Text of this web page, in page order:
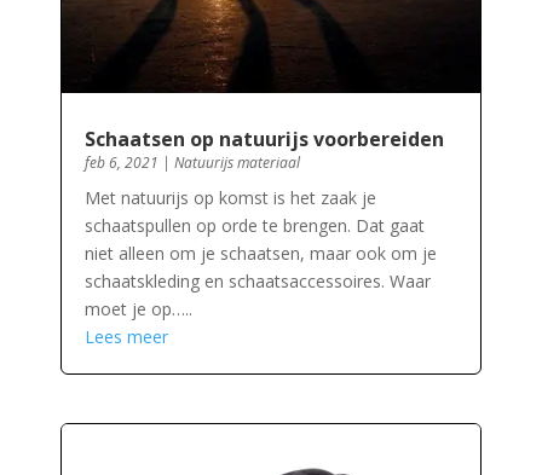
Schaatsen op natuurijs voorbereiden
feb 6, 2021 | Natuurijs materiaal
Met natuurijs op komst is het zaak je
schaatspullen op orde te brengen. Dat gaat
niet alleen om je schaatsen, maar ook om je
schaatskleding en schaatsaccessoires. Waar
moet je op…..
Lees meer